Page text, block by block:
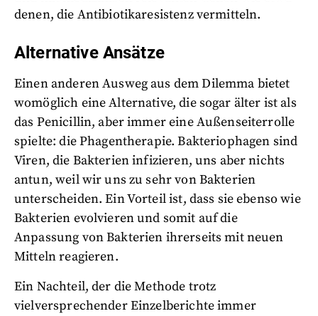
denen, die Antibiotikaresistenz vermitteln.
Alternative Ansätze
Einen anderen Ausweg aus dem Dilemma bietet
womöglich eine Alternative, die sogar älter ist als
das Penicillin, aber immer eine Außenseiterrolle
spielte: die Phagentherapie. Bakteriophagen sind
Viren, die Bakterien infizieren, uns aber nichts
antun, weil wir uns zu sehr von Bakterien
unterscheiden. Ein Vorteil ist, dass sie ebenso wie
Bakterien evolvieren und somit auf die
Anpassung von Bakterien ihrerseits mit neuen
Mitteln reagieren.
Ein Nachteil, der die Methode trotz
vielversprechender Einzelberichte immer